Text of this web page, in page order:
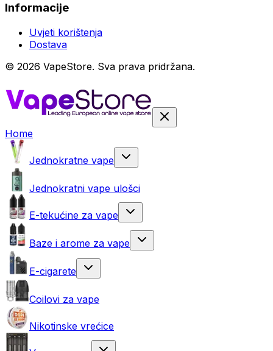
Informacije
Uvjeti korištenja
Dostava
© 2026 VapeStore. Sva prava pridržana.
Home
Jednokratne vape
Jednokratni vape ulošci
E-tekućine za vape
Baze i arome za vape
E-cigarete
Coilovi za vape
Nikotinske vrećice